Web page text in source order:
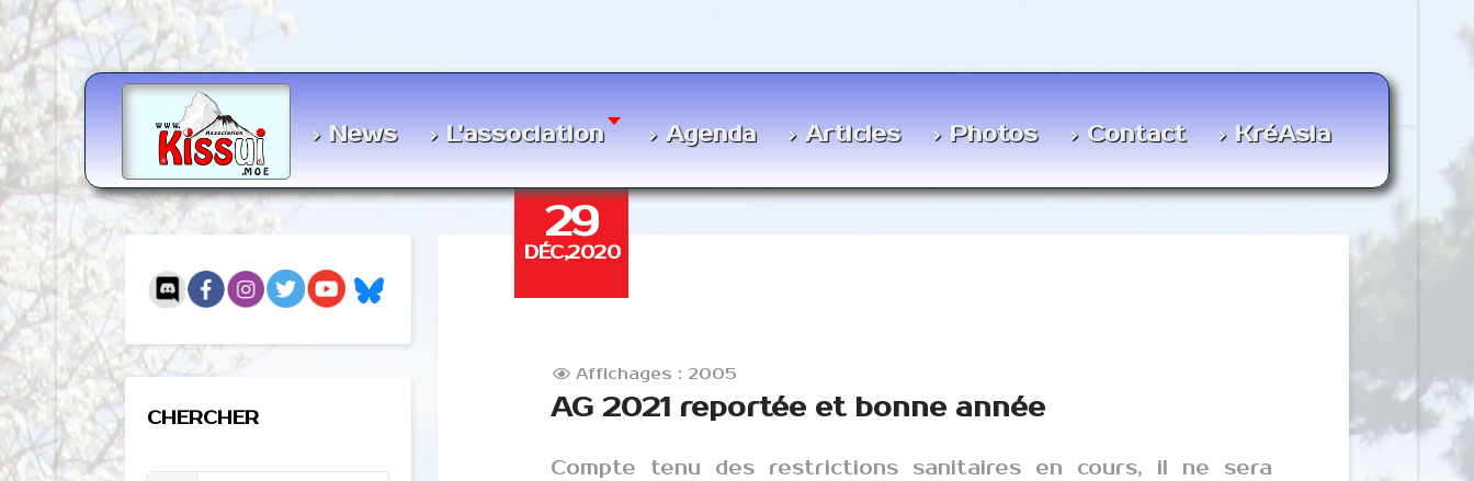
News L'association Agenda Articles Photos Contact KréAsia
CHERCHER
29
DÉC,2020
Affichages : 2005
AG 2021 reportée et bonne année
Compte tenu des restrictions sanitaires en cours, il ne sera